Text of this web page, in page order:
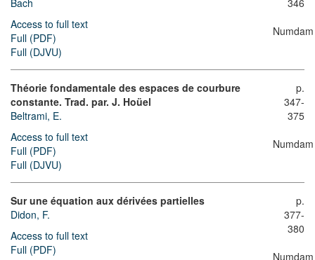
Bach
Access to full text
Full (PDF)
Full (DJVU)
346
Numdam
Théorie fondamentale des espaces de courbure
constante. Trad. par. J. Hoüel
Beltrami, E.
Access to full text
Full (PDF)
Full (DJVU)
p.
347-
375
Numdam
Sur une équation aux dérivées partielles
Didon, F.
Access to full text
Full (PDF)
p.
377-
380
Numdam